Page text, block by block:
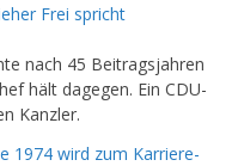
Frei spricht
nach 45 Beitragsjahren
hält dagegen. Ein CDU-
Kanzler.
1974 wird zum Karriere-